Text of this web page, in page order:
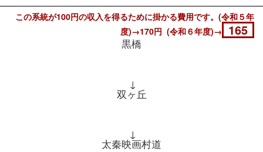
この系統が100円の収入を得るために掛かる費用です。(令和５年
度)→170円 (令和６年度)→
165
黒橋
↓
双ヶ丘
↓
太秦映画村道